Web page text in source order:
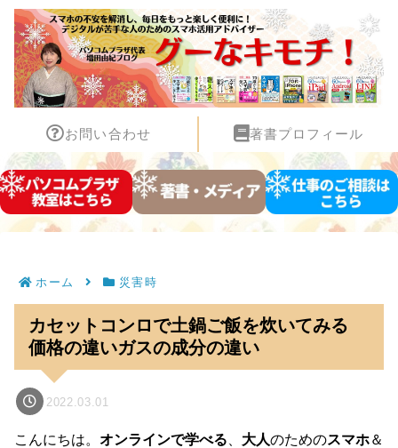
お問い合わせ 著書プロフィール
ホーム 災害時
カセットコンロで土鍋ご飯を炊いてみる
価格の違いガスの成分の違い
2022.03.01
こんにちは。 オンラインで学べる 大人のためのスマホ＆